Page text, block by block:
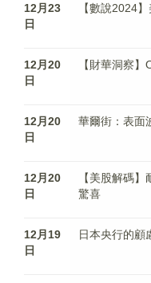
12月23
日
【數說2024
12月20
日
【財華洞察
12月20
日
華爾街：表面
12月20
日
【美股解碼
驚喜
12月19
日
日本央行的顧